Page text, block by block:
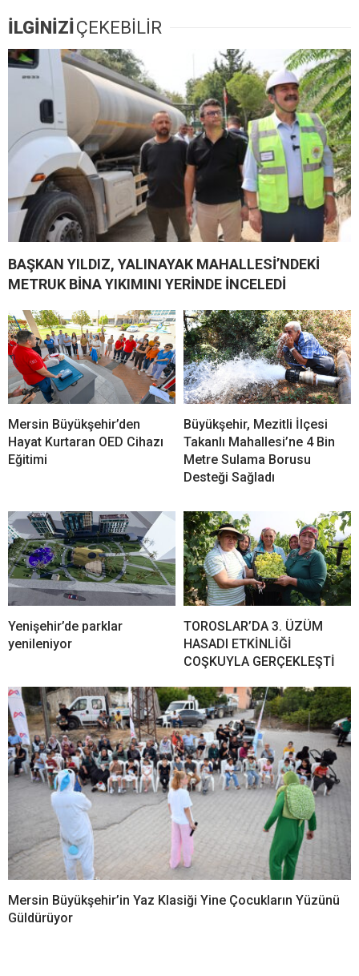
İLGİNİZİÇEKEBİLİR
BAŞKAN YILDIZ, YALINAYAK MAHALLESİ’NDEKİ
METRUK BİNA YIKIMINI YERİNDE İNCELEDİ
Mersin Büyükşehir’den
Hayat Kurtaran OED Cihazı
Eğitimi
Büyükşehir, Mezitli İlçesi
Takanlı Mahallesi’ne 4 Bin
Metre Sulama Borusu
Desteği Sağladı
Yenişehir’de parklar
yenileniyor
TOROSLAR’DA 3. ÜZÜM
HASADI ETKİNLİĞİ
COŞKUYLA GERÇEKLEŞTİ
Mersin Büyükşehir’in Yaz Klasiği Yine Çocukların Yüzünü
Güldürüyor